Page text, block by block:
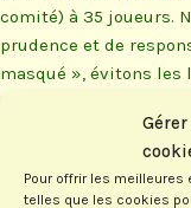
Pour offrir les
telles que les cookies
comité) à 35 joueurs.
prudence et de
masqué », évitons les
épreuve, venez avec